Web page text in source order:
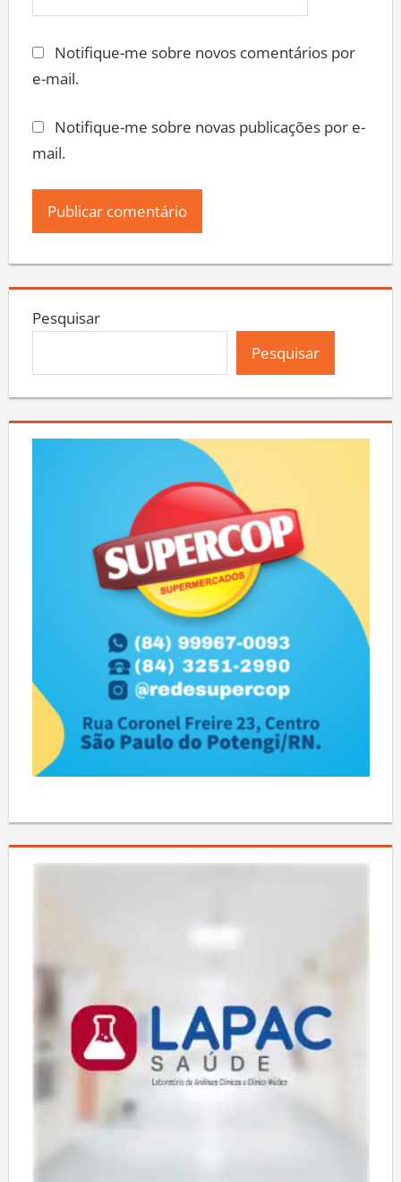
Notifique-me sobre novos comentários por
e-mail.
Notifique-me sobre novas publicações por e-
mail.
Pesquisar
Pesquisar